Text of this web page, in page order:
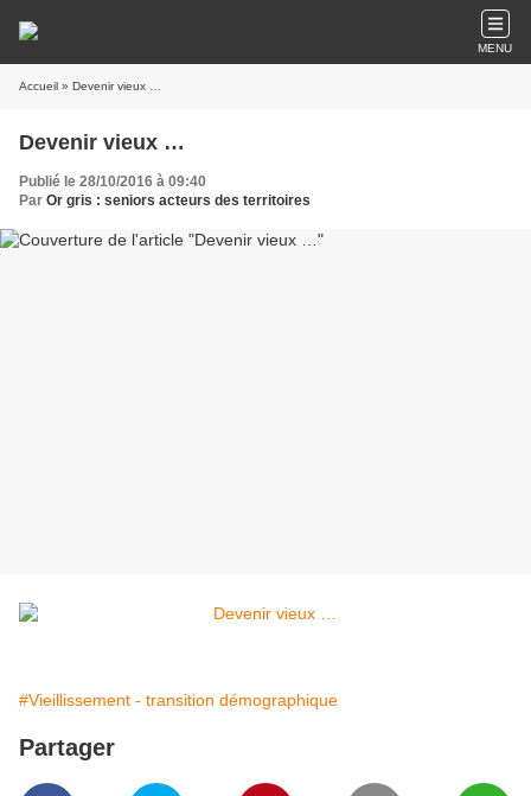
MENU
Accueil » Devenir vieux …
Devenir vieux …
Publié le 28/10/2016 à 09:40
Par Or gris : seniors acteurs des territoires
#Vieillissement - transition démographique
Partager